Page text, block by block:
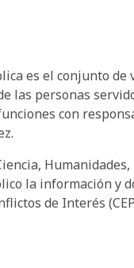
es el conjunto de
las personas
con
la información y
de Interés